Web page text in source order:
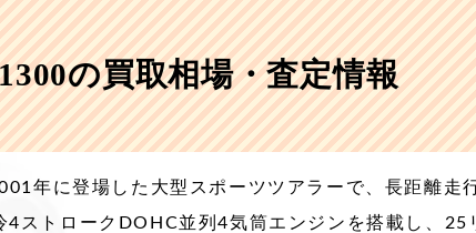
の買取相場・査定情報
年に登場した大型スポーツツアラーで、長距離走
4ストロークDOHC並列4気筒エンジンを搭載し、25